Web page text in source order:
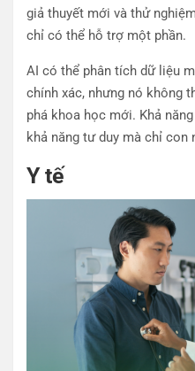
giả thuyết mới và thử
chỉ có thể hỗ trợ một phần.
AI có thể phân tích dữ liệu
chính xác, nhưng nó không
phá khoa học mới. Khả
khả năng tư duy mà chỉ con
Y tế